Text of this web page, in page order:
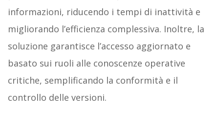
informazioni, riducendo i tempi di inattività e
migliorando l’efficienza complessiva. Inoltre, la
soluzione garantisce l’accesso aggiornato e
basato sui ruoli alle conoscenze operative
critiche, semplificando la conformità e il
controllo delle versioni.